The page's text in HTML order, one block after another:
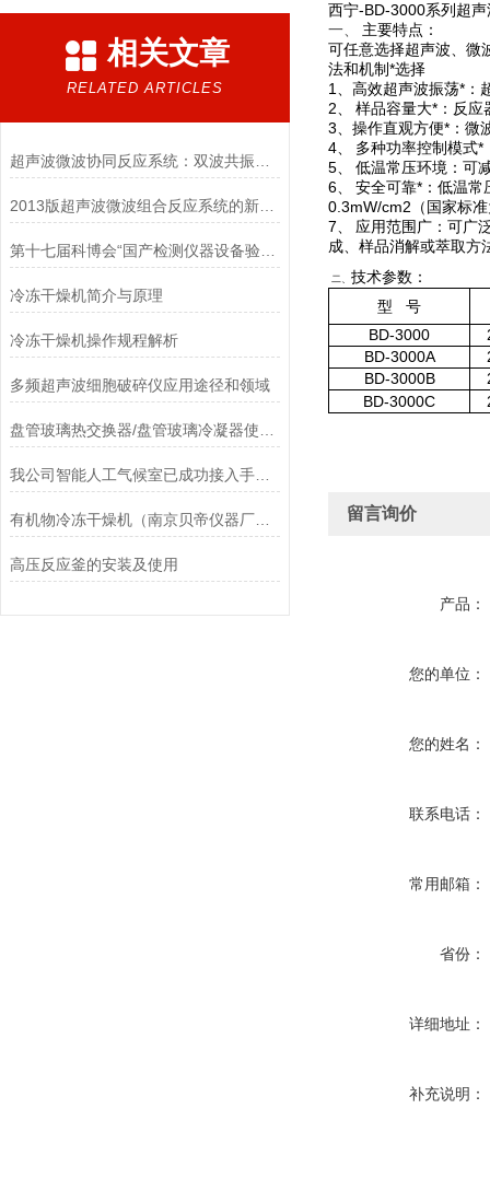
相关文章
RELATED ARTICLES
2013版超声波微波组合反应系统的新构思
第十七届科博会“国产检测仪器设备验证与综合评价技术服务推介会”将于5月16日在北京举办
冷冻干燥机简介与原理
冷冻干燥机操作规程解析
多频超声波细胞破碎仪应用途径和领域
我公司智能人工气候室已成功接入手机APP远程控制功能
有机物冷冻干燥机（南京贝帝仪器厂专业生产）
高压反应釜的安装及使用
西宁-BD-3000系列超
一、
主要特点：
可任意选择超声波、微
法和机制*选择
1
高效超声波振荡* ：
2
样品容量大* ：反
3
操作直观方便* ：微
4
多种功率控制模式*
5
低温常压环境：可
6
安全可靠* ：低温
0.3mW/cm2（国家标
7
应用范围广：可广
成、样品消解或萃取方
二、 技术参数：
型
号
BD-3000
BD-3000A
BD-3000B
BD-3000C
留言询价
产品：
您的单位：
您的姓名：
联系电话：
常用邮箱：
省份：
详细地址：
补充说明：